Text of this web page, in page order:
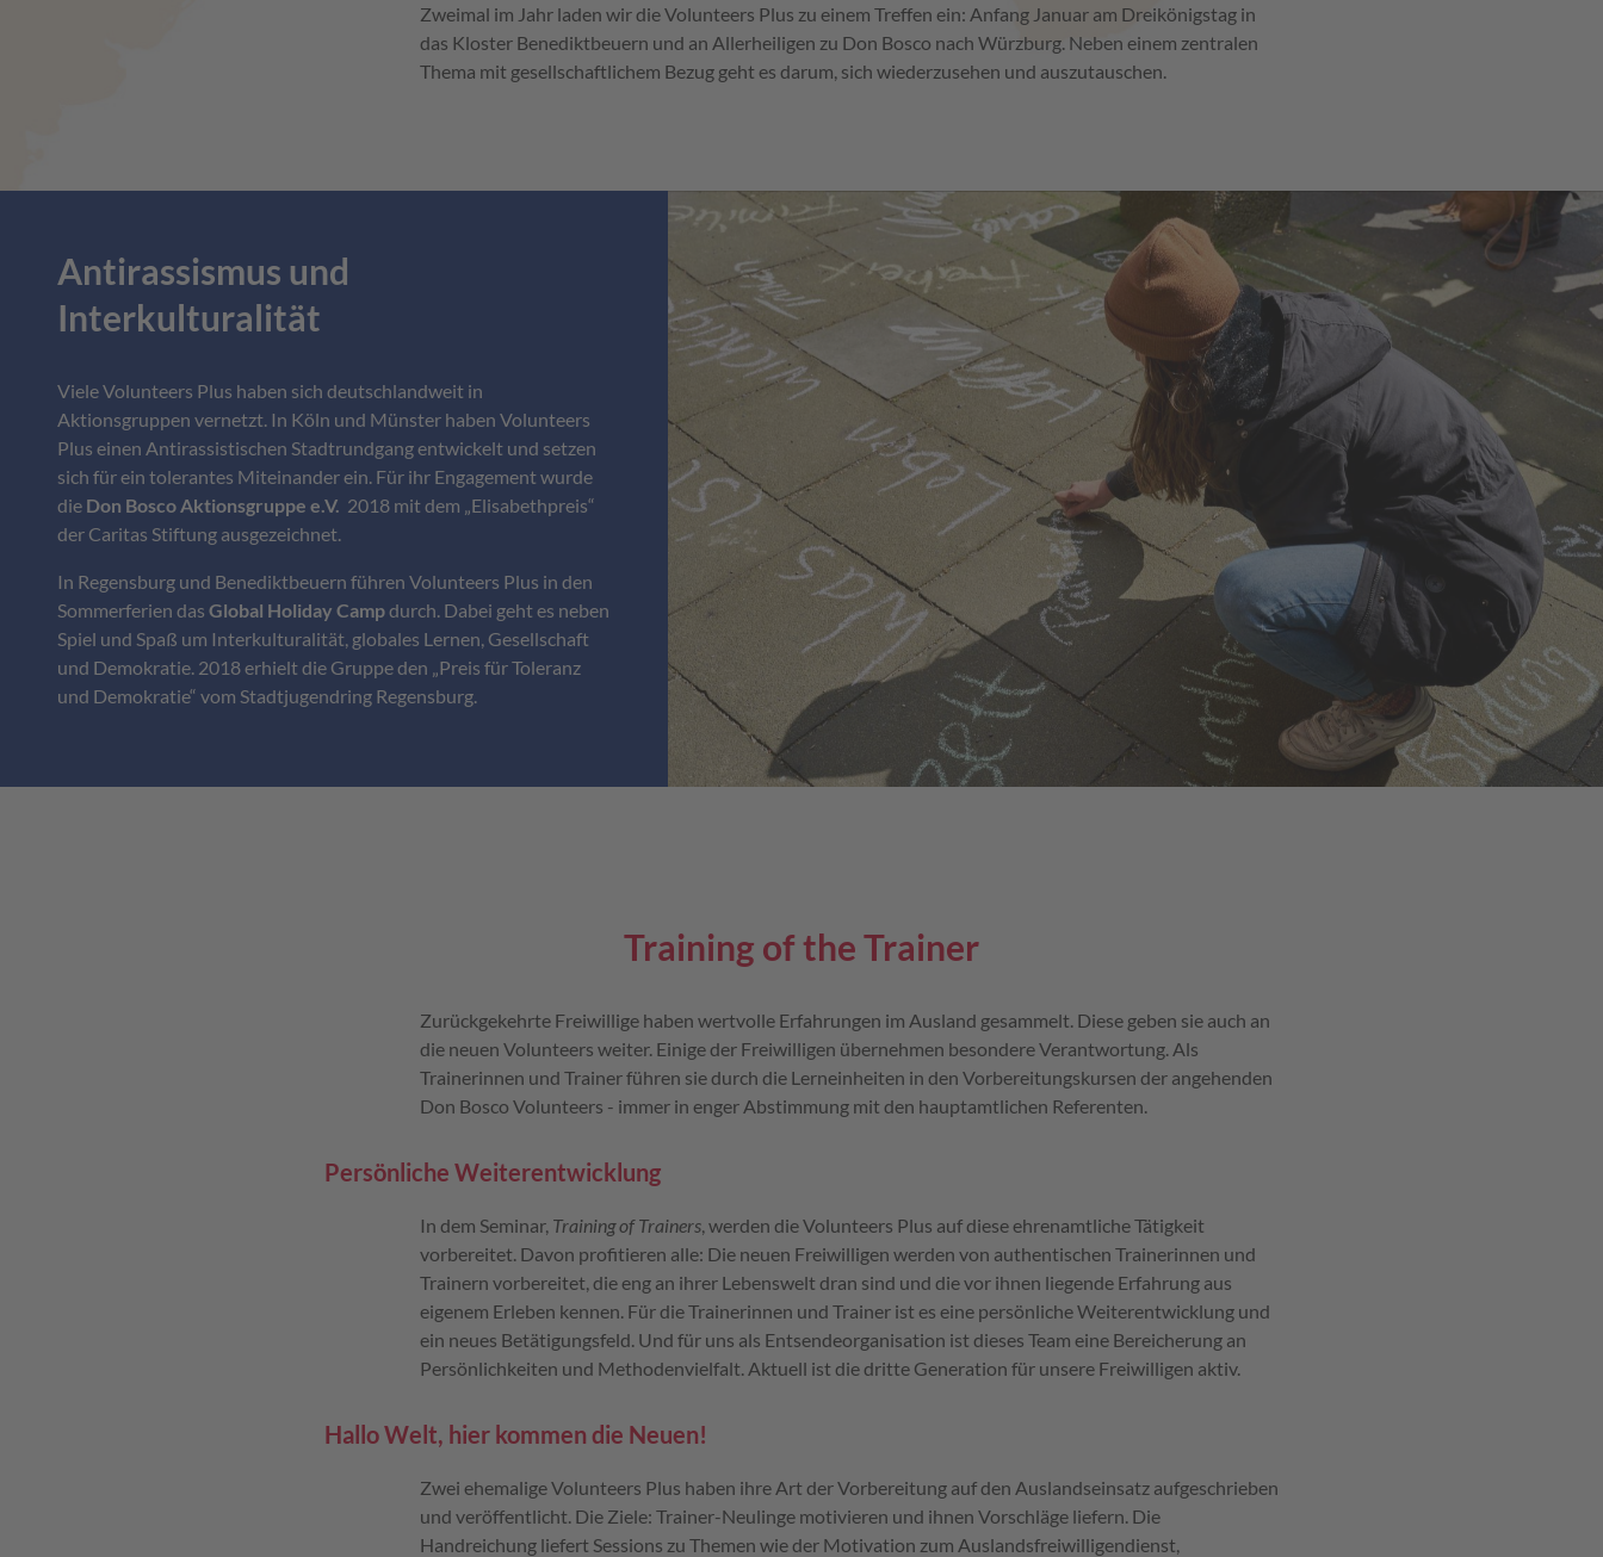
Zweimal im Jahr laden wir die Volunteers Plus zu einem Treffen ein: Anfang Januar am Dreikönigstag in
das Kloster Benediktbeuern und an Allerheiligen zu Don Bosco nach Würzburg. Neben einem zentralen
Thema mit gesellschaftlichem Bezug geht es darum, sich wiederzusehen und auszutauschen.
Antirassismus und
Interkulturalität
Viele Volunteers Plus haben sich deutschlandweit in
Aktionsgruppen vernetzt. In Köln und Münster haben Volunteers
Plus einen Antirassistischen Stadtrundgang entwickelt und setzen
sich für ein tolerantes Miteinander ein. Für ihr Engagement wurde
die Don Bosco Aktionsgruppe e.V. 2018 mit dem „Elisabethpreis“
der Caritas Stiftung ausgezeichnet.
In Regensburg und Benediktbeuern führen Volunteers Plus in den
Sommerferien das Global Holiday Campdurch. Dabei geht es neben
Spiel und Spaß um Interkulturalität, globales Lernen, Gesellschaft
und Demokratie. 2018 erhielt die Gruppe den „Preis für Toleranz
und Demokratie“ vom Stadtjugendring Regensburg.
Training of the Trainer
Zurückgekehrte Freiwillige haben wertvolle Erfahrungen im Ausland gesammelt. Diese geben sie auch an
die neuen Volunteers weiter. Einige der Freiwilligen übernehmen besondere Verantwortung. Als
Trainerinnen und Trainer führen sie durch die Lerneinheiten in den Vorbereitungskursen der angehenden
Don Bosco Volunteers - immer in enger Abstimmung mit den hauptamtlichen Referenten.
Persönliche Weiterentwicklung
In dem Seminar, Training of Trainers, werden die Volunteers Plus auf diese ehrenamtliche Tätigkeit
vorbereitet. Davon profitieren alle: Die neuen Freiwilligen werden von authentischen Trainerinnen und
Trainern vorbereitet, die eng an ihrer Lebenswelt dran sind und die vor ihnen liegende Erfahrung aus
eigenem Erleben kennen. Für die Trainerinnen und Trainer ist es eine persönliche Weiterentwicklung und
ein neues Betätigungsfeld. Und für uns als Entsendeorganisation ist dieses Team eine Bereicherung an
Persönlichkeiten und Methodenvielfalt. Aktuell ist die dritte Generation für unsere Freiwilligen aktiv.
Hallo Welt, hier kommen die Neuen!
Zwei ehemalige Volunteers Plus haben ihre Art der Vorbereitung auf den Auslandseinsatz aufgeschrieben
und veröffentlicht. Die Ziele: Trainer-Neulinge motivieren und ihnen Vorschläge liefern. Die
Handreichung liefert Sessions zu Themen wie der Motivation zum Auslandsfreiwilligendienst,